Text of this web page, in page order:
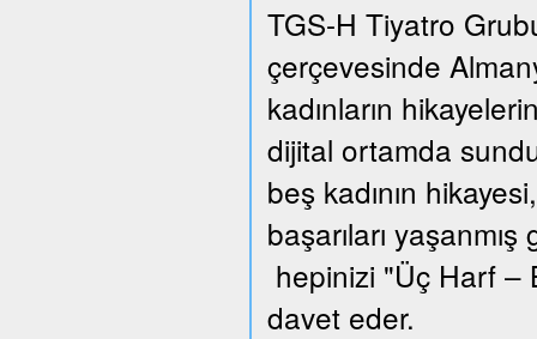
TGS-H Tiyatro
çerçevesinde
kadınların
dijital ortamda
beş kadının
başarıları
hepinizi "Üç Harf –
davet eder.